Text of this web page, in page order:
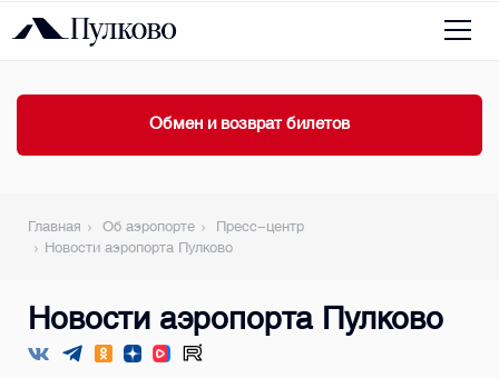
Обмен и возврат билетов
Главная Об аэропорте
Пресс-центр
Новости аэропорта Пулково
Новости аэропорта Пулково